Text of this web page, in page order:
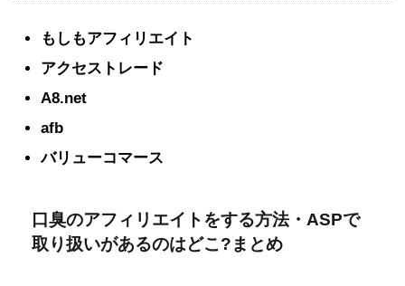
もしもアフィリエイト
アクセストレード
A8.net
afb
バリューコマース
口臭のアフィリエイトをする方法・ASPで
取り扱いがあるのはどこ?まとめ